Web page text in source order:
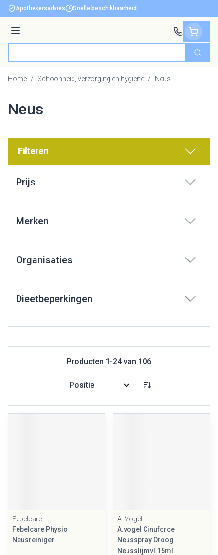
Ga naar de inhoud
Apothekersadvies Snelle beschikbaarheid
Menu
Product, merk, categorie... Zoek
Home / Schoonheid, verzorging en hygiëne / Neus
Neus
Filteren
Prijs
Merken
Organisaties
Dieetbeperkingen
Producten 1 -24van 106
Sorteer op:
Febelcare
Febelcare Physio
Neusreiniger
A. Vogel
A.vogel Cinuforce
Neusspray Droog
Neusslijmvl.15ml